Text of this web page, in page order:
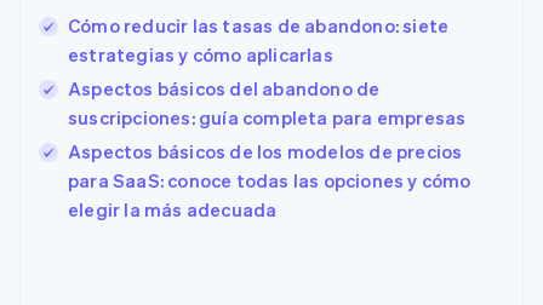
Cómo reducir las tasas de abandono: siete
estrategias y cómo aplicarlas
Aspectos básicos del abandono de
suscripciones: guía completa para empresas
Aspectos básicos de los modelos de precios
para SaaS: conoce todas las opciones y cómo
elegir la más adecuada
English Italiano
España
English
Estados Unidos
EnglishEspañol简体中文
Estonia
English
Finlandia
English Svenska